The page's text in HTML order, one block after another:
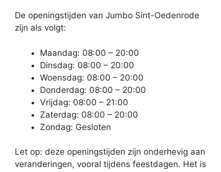
De openingstijden van Jumbo Sint-Oedenrode
zijn als volgt:
Maandag: 08:00 – 20:00
Dinsdag: 08:00 – 20:00
Woensdag: 08:00 – 20:00
Donderdag: 08:00 – 20:00
Vrijdag: 08:00 – 21:00
Zaterdag: 08:00 – 20:00
Zondag: Gesloten
Let op: deze openingstijden zijn onderhevig aan
veranderingen, vooral tijdens feestdagen. Het is